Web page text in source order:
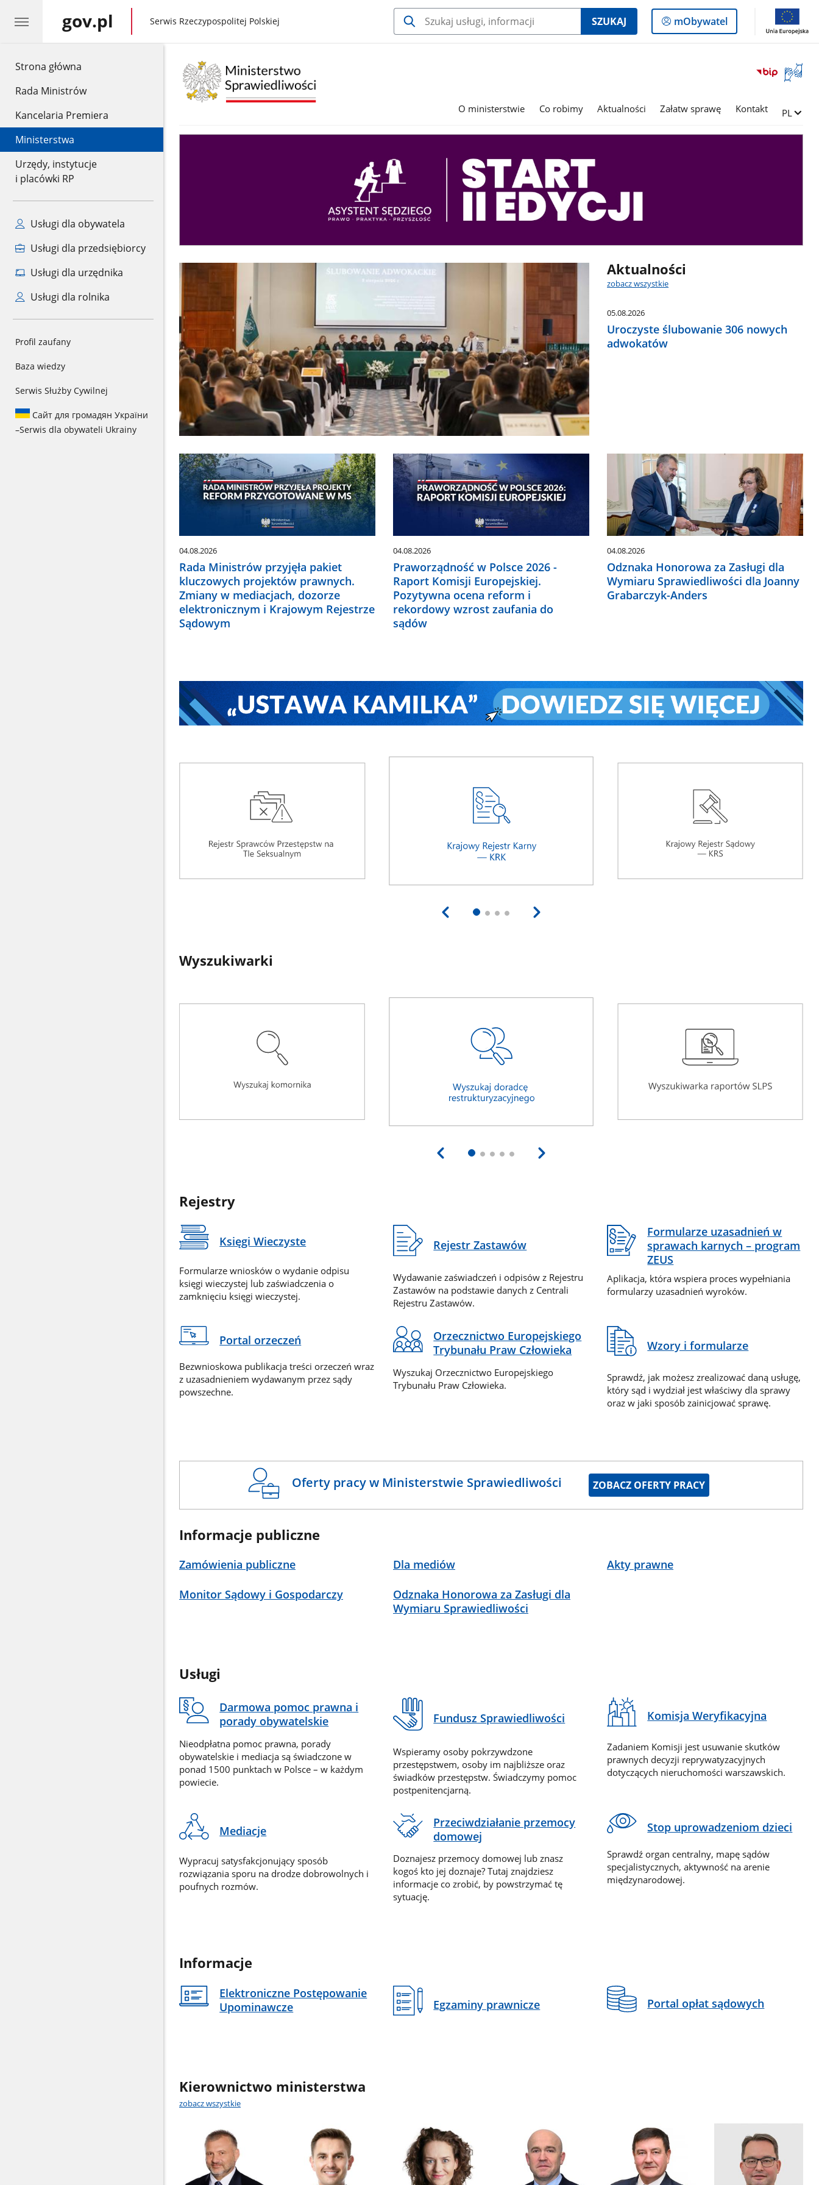
Strona główna
Rada Ministrów
Kancelaria Premiera
Ministerstwa
Urzędy, instytucje
i placówki RP
Usługi dla obywatela
Usługi dla przedsiębiorcy
Usługi dla urzędnika
Usługi dla rolnika
Profil zaufany
Baza wiedzy
Serwis Służby Cywilnej
Сайт для громадян України
–Serwis dla obywateli Ukrainy
gov.pl gov.pl
Serwis Rzeczypospolitej Polskiej SZUKAJ
Logowanie
do
mObywatel
Otwórz
okno
języka
O ministerstwie Co robimy Aktualności Załatw sprawę Kontakt Zmień
PL
Aktualności
zobacz wszystkie
05.08.2026
Uroczyste ślubowanie 306 nowych
adwokatów
04.08.2026
Rada Ministrów przyjęła pakiet
kluczowych projektów prawnych.
Zmiany w mediacjach, dozorze
elektronicznym i Krajowym Rejestrze
Sądowym
04.08.2026
Praworządność w Polsce 2026 -
Raport Komisji Europejskiej.
Pozytywna ocena reform i
rekordowy wzrost zaufania do
sądów
04.08.2026
Odznaka Honorowa za Zasługi dla
Wymiaru Sprawiedliwości dla Joanny
Grabarczyk-Anders
Wyszukiwarki
Rejestry
Księgi Wieczyste
Formularze wniosków o wydanie odpisu
księgi wieczystej lub zaświadczenia o
zamknięciu księgi wieczystej.
Rejestr Zastawów
Wydawanie zaświadczeń i odpisów z Rejestru
Zastawów na podstawie danych z Centrali
Rejestru Zastawów.
Formularze uzasadnień w
sprawach karnych – program
ZEUS
Aplikacja, która wspiera proces wypełniania
formularzy uzasadnień wyroków.
Portal orzeczeń
Bezwnioskowa publikacja treści orzeczeń wraz
z uzasadnieniem wydawanym przez sądy
powszechne.
Orzecznictwo Europejskiego
Trybunału Praw Człowieka
Wyszukaj Orzecznictwo Europejskiego
Trybunału Praw Człowieka.
Wzory i formularze
Sprawdź, jak możesz zrealizować daną usługę,
który sąd i wydział jest właściwy dla sprawy
oraz w jaki sposób zainicjować sprawę.
Oferty pracy w Ministerstwie Sprawiedliwości ZOBACZ OFERTY PRACY
Informacje publiczne
Zamówienia publiczne Dla mediów Akty prawne
Monitor Sądowy i Gospodarczy
Odznaka Honorowa za Zasługi dla
Wymiaru Sprawiedliwości
Usługi
Darmowa pomoc prawna i
porady obywatelskie
Nieodpłatna pomoc prawna, porady
obywatelskie i mediacja są świadczone w
ponad 1500 punktach w Polsce – w każdym
powiecie.
Fundusz Sprawiedliwości
Wspieramy osoby pokrzywdzone
przestępstwem, osoby im najbliższe oraz
świadków przestępstw. Świadczymy pomoc
postpenitencjarną.
Komisja Weryfikacyjna
Zadaniem Komisji jest usuwanie skutków
prawnych decyzji reprywatyzacyjnych
dotyczących nieruchomości warszawskich.
Mediacje
Wypracuj satysfakcjonujący sposób
rozwiązania sporu na drodze dobrowolnych i
poufnych rozmów.
Przeciwdziałanie przemocy
domowej
Doznajesz przemocy domowej lub znasz
kogoś kto jej doznaje? Tutaj znajdziesz
informacje co zrobić, by powstrzymać tę
sytuację.
Stop uprowadzeniom dzieci
Sprawdź organ centralny, mapę sądów
specjalistycznych, aktywność na arenie
międzynarodowej.
Informacje
Elektroniczne Postępowanie
Upominawcze
Egzaminy prawnicze Portal opłat sądowych
Kierownictwo ministerstwa
zobacz wszystkie